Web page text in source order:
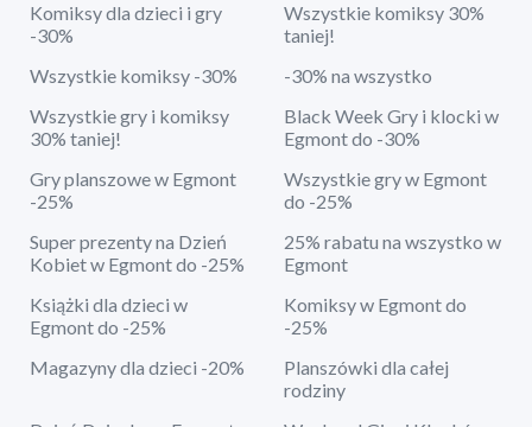
Komiksy dla dzieci i gry
-30%
Wszystkie komiksy 30%
taniej!
Wszystkie komiksy -30%
-30% na wszystko
Wszystkie gry i komiksy
30% taniej!
Black Week Gry i klocki w
Egmont do -30%
Gry planszowe w Egmont
-25%
Wszystkie gry w Egmont
do -25%
Super prezenty na Dzień
Kobiet w Egmont do -25%
25% rabatu na wszystko w
Egmont
Książki dla dzieci w
Egmont do -25%
Komiksy w Egmont do
-25%
Magazyny dla dzieci -20%
Planszówki dla całej
rodziny